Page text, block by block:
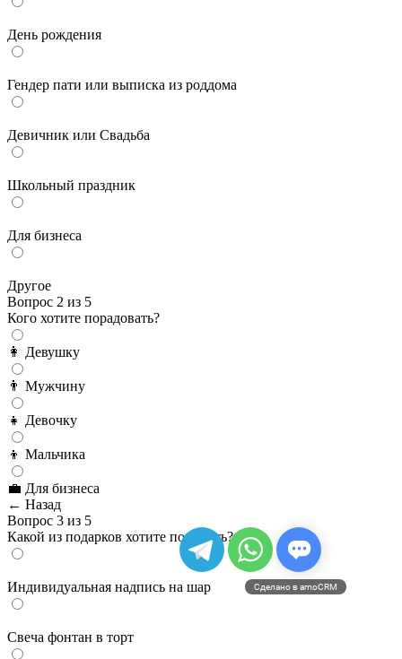
День рождения
Гендер пати или выписка из роддома
Девичник или Свадьба
Школьный праздник
Для бизнеса
Другое
Вопрос 2 из 5
Кого хотите порадовать?
👩 Девушку
👨 Мужчину
👧 Девочку
👦 Мальчика
💼 Для бизнеса
← Назад
Вопрос 3 из 5
Какой из подарков хотите получить?
Индивидуальная надпись на шар
Cвеча фонтан в торт
Сделано в amoCRM